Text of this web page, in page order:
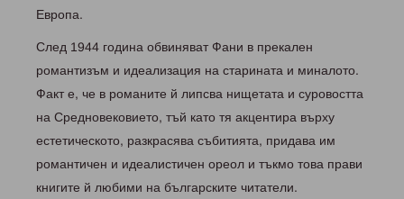
Европа.
След 1944 година обвиняват Фани в прекален
романтизъм и идеализация на старината и миналото.
Факт е, че в романите й липсва нищетата и суровостта
на Средновековието, тъй като тя акцентира върху
естетическото, разкрасява събитията, придава им
романтичен и идеалистичен ореол и тъкмо това прави
книгите й любими на българските читатели.